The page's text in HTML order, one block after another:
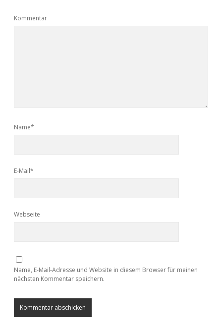
Kommentar
Name*
E-Mail*
Webseite
Name, E-Mail-Adresse und Website in diesem Browser für meinen
nächsten Kommentar speichern.